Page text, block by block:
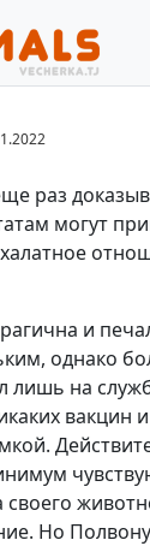
раз
могут
и
однако
лишь на
вакцин
своего
Но